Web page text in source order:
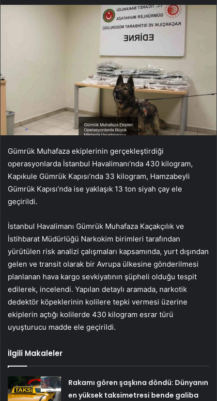
Gümrük Muhafaza ekiplerinin gerçekleştirdiği
operasyonlarda İstanbul Havalimanı’nda 430 kilogram,
Kapıkule Gümrük Kapısı’nda 33 kilogram, Hamzabeyli
Gümrük Kapısı’nda ise yaklaşık 13 ton siyah çay ele
geçirildi.
İstanbul Havalimanı Gümrük Muhafaza Kaçakçılık ve
İstihbarat Müdürlüğü Narkokim birimleri tarafından
yürütülen risk analizi çalışmaları kapsamında, yurt dışından
gelen ve transit olarak bir Avrupa ülkesine gönderilmesi
planlanan hava kargo sevkiyatının şüpheli olduğu tespit
edilerek, incelendi. Yapılan detaylı aramada, narkotik
dedektör köpeklerinin kolilere tepki vermesi üzerine
ekiplerin açtığı kolilerde 430 kilogram esrar türü
uyuşturucu madde ele geçirildi.
İlgili Makaleler
Rakamı gören şaşkına döndü: Dünyanın
en yüksek taksimetresi bende galiba